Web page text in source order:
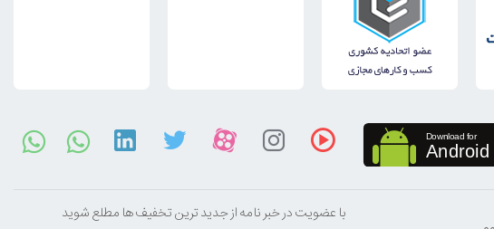
با عضویت در خبر نامه از جدید ترین تخفیف ها مطلع شوید